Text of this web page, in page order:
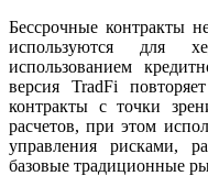
Бессрочные контракты
используются для
использованием
версия TradFi
контракты с точки
расчетов, при этом
управления рисками,
базовые традиционные